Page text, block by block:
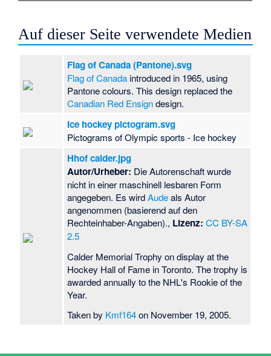
Auf dieser Seite verwendete Medien
Flag of Canada (Pantone).svg
Flag of Canada introduced in 1965, using
Pantone colours. This design replaced the
Canadian Red Ensigndesign.
Ice hockey pictogram.svg
Pictograms of Olympic sports - Ice hockey
Hhof calder.jpg
Autor/Urheber: Die Autorenschaft wurde
nicht in einer maschinell lesbaren Form
angegeben. Es wirdAudeals Autor
angenommen (basierend auf den
Rechteinhaber-Angaben)., Lizenz: CC BY-SA
2.5
Calder Memorial Trophy on display at the
Hockey Hall of Fame in Toronto. The trophy is
awarded annually to the NHL's Rookie of the
Year.
Taken by Kmf164on November 19, 2005.